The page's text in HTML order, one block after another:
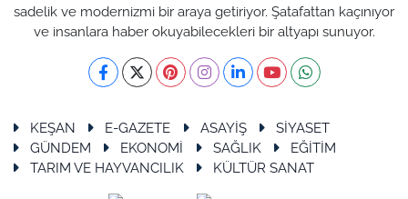
sadelik ve modernizmi bir araya getiriyor. Şatafattan kaçınıyor
ve insanlara haber okuyabilecekleri bir altyapı sunuyor.
KEŞAN E-GAZETE ASAYİŞ
SİYASET
GÜNDEM
EKONOMİ SAĞLIK
EĞİTİM
TARIM VE HAYVANCILIK
KÜLTÜR SANAT